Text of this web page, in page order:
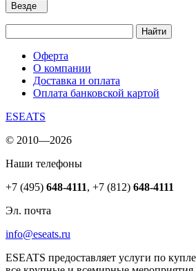
Везде
Найти
Оферта
О компании
Доставка и оплата
Оплата банковской картой
ESEATS
© 2010—2026
Наши телефоны
+7 (495) 648-4111, +7 (812) 648-4111
Эл. почта
info@eseats.ru
ESEATS предоставляет услуги по